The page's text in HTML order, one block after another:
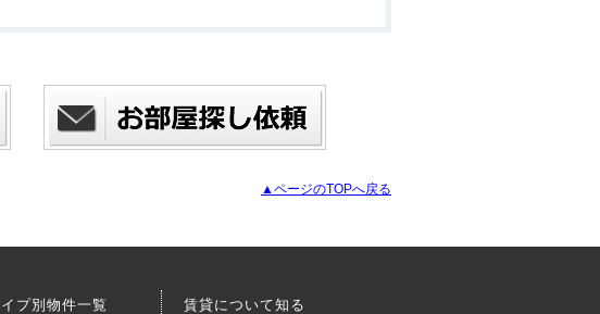
▲ページのTOPへ戻る
プ別物件一覧 賃貸について知る